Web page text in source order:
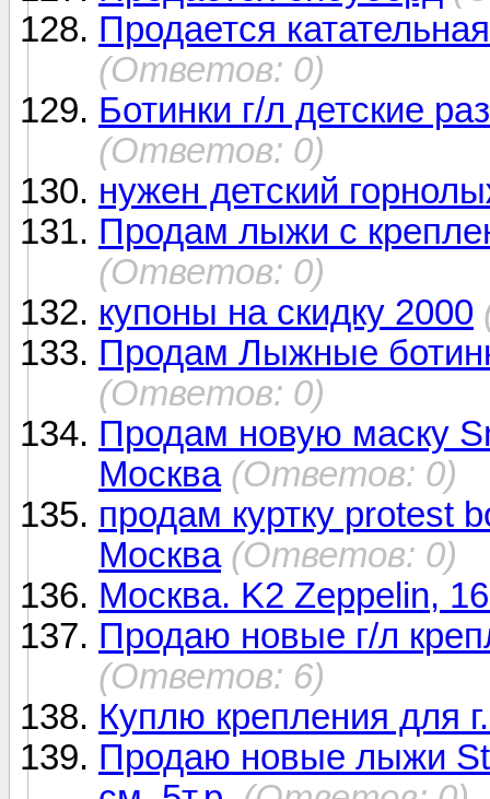
Продается
(Ответов: 0)
Ботинки г/л детские
(Ответов: 0)
нужен детский
Продам лыжи с
(Ответов: 0)
купоны на скидку 2000
Продам Лыжные
(Ответов: 0)
Продам новую маску
Москва (Ответов: 0)
продам куртку protest
Москва (Ответов: 0)
Москва. K2 Zeppelin,
Продаю новые г/л
(Ответов: 6)
Куплю крепления для
Продаю новые лыжи